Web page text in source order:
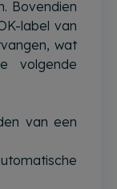
Bovendien
label van
wat
volgende
van een